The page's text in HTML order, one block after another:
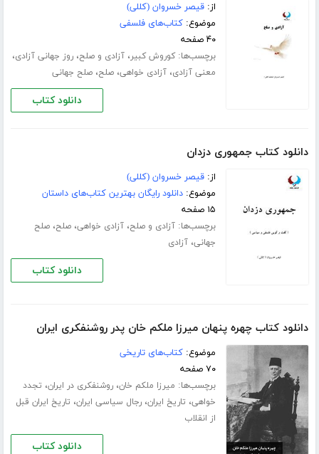
از:قیصر خسروان (کللی)
موضوع:کتاب‌های فلسفی
۴۰ صفحه
برچسب‌ها:کوروش کبیر،آزادی و صلح،روز جهانی آزادی،
معنی آزادی،آزادی خواهی،صلح،صلح جهانی
دانلود کتاب
دانلود کتاب جمهوری دزدان
از:قیصر خسروان (کللی)
موضوع:دانلود رایگان بهترین کتاب‌های داستان
۱۵ صفحه
برچسب‌ها:آزادی و صلح،آزادی خواهی،صلح،صلح
جهانی،آزادی
دانلود کتاب
دانلود کتاب چهره پنهان میرزا ملکم خان پدر روشنفکری ایران
موضوع:کتاب‌های تاریخی
۷۰ صفحه
برچسب‌ها: میرزا ملکم خان،روشنفکری در ایران، تجدد
خواهی، تاریخ ایران،رجال سیاسی ایران، تاریخ ایران قبل
از انقلاب
دانلود کتاب